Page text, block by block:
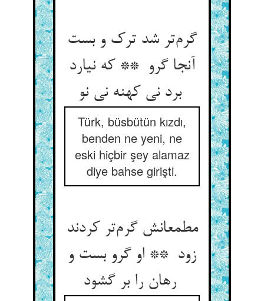
گرم‌تر شد ترک و بست
آنجا گرو ** که نیارد
برد نی کهنه نی نو
Türk, büsbütün kızdı,
benden ne yeni, ne
eski hiçbir şey alamaz
diye bahse girişti.
مطمعانش گرم‌تر کردند
زود ** او گرو بست و